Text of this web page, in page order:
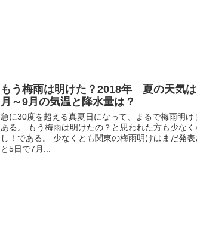
もう梅雨は明けた？2018年 夏の天気
月～9月の気温と降水量は？
急に30度を超える真夏日になって、まるで梅雨明け
ある。 もう梅雨は明けたの？と思われた方も少な
し！である。 少なくとも関東の梅雨明けはまだ発
と5日で7月...